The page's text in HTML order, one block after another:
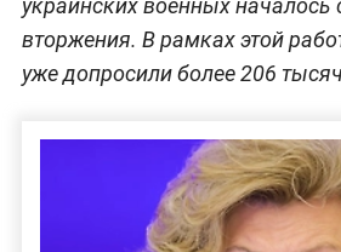
вторжения. В рамках этой
уже допросили более 206